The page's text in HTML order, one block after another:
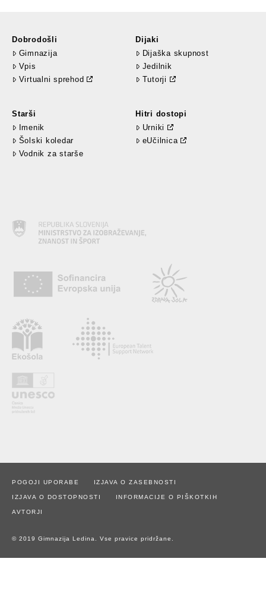
Dobrodošli
Gimnazija
Vpis
Virtualni sprehod
Dijaki
Dijaška skupnost
Jedilnik
Tutorji
Starši
Imenik
Šolski koledar
Vodnik za starše
Hitri dostopi
Urniki
eUčilnica
POGOJI UPORABE IZJAVA O ZASEBNOSTI
IZJAVA O DOSTOPNOSTI INFORMACIJE O PIŠKOTKIH
AVTORJI
© 2019 Gimnazija Ledina. Vse pravice pridržane.